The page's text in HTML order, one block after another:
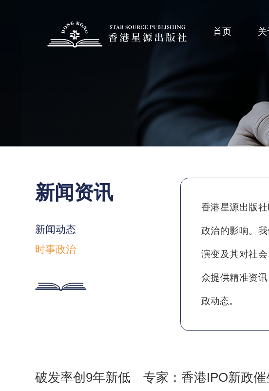
首页 关
新闻资讯
新闻动态
时事政治
香港星源出版
政治的影响。
演变及其对社
众提供精准资
政动态。
破发率创9年新低 专家：香港IPO新政催